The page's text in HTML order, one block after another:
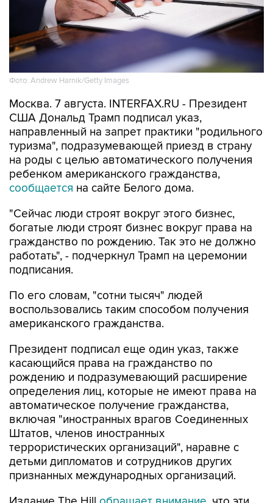
Фото: Andrew Harnik/Getty Images
Москва. 7 августа. INTERFAX.RU - Президент
США Дональд Трамп подписал указ,
направленный на запрет практики "родильного
туризма", подразумевающей приезд в страну
на роды с целью автоматического получения
ребенком американского гражданства,
сообщается на сайте Белого дома.
"Сейчас люди строят вокруг этого бизнес,
богатые люди строят бизнес вокруг права на
гражданство по рождению. Так это не должно
работать", - подчеркнул Трамп на церемонии
подписания.
По его словам, "сотни тысяч" людей
воспользовались таким способом получения
американского гражданства.
Президент подписал еще один указ, также
касающийся права на гражданство по
рождению и подразумевающий расширение
определения лиц, которые не имеют права на
автоматическое получение гражданства,
включая "иностранных врагов Соединенных
Штатов, членов иностранных
террористических организаций", наравне с
детьми дипломатов и сотрудников других
признанных международных организаций.